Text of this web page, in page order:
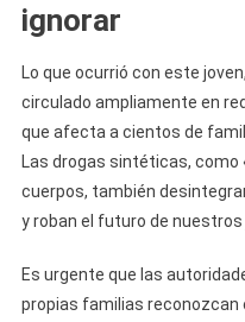
ignorar
Lo que ocurrió con este
circulado ampliamente en
que afecta a cientos de
Las drogas sintéticas, como
cuerpos, también
y roban el futuro de nuestros
Es urgente que las
propias familias reconozcan